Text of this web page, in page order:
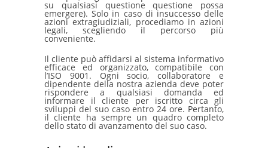
su qualsiasi questione questione possa
emergere). Solo in caso di insuccesso delle
azioni extragiudiziali, procediamo in azioni
legali, scegliendo il percorso più
conveniente.
Il cliente può affidarsi al sistema informativo
efficace ed organizzato, compatibile con
l’ISO 9001. Ogni socio, collaboratore e
dipendente della nostra azienda deve poter
rispondere a qualsiasi domanda ed
informare il cliente per iscritto circa gli
sviluppi del suo caso entro 24 ore. Pertanto,
il cliente ha sempre un quadro completo
dello stato di avanzamento del suo caso.